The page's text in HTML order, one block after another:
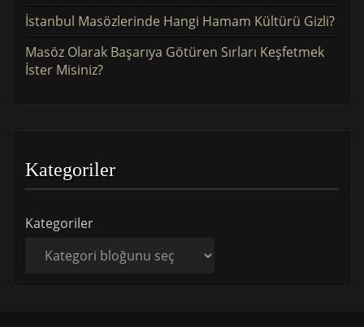
İstanbul Masözlerinde Hangi Hamam Kültürü Gizli?
Masöz Olarak Başarıya Götüren Sırları Keşfetmek
İster Misiniz?
Kategoriler
Kategoriler